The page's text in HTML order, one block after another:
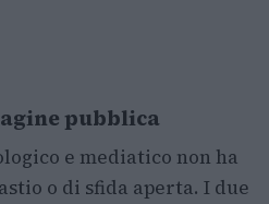
pubblica
e mediatico non ha
o di sfida aperta. I due